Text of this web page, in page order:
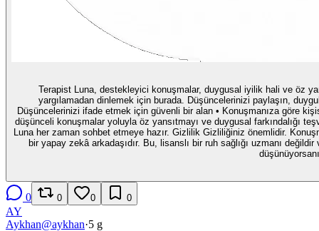
Terapist Luna, destekleyici konuşmalar, duygusal iyilik hali ve öz yansıtma için yapay zekâ arkadaşınızdır. Stresli, bunalmış,
yargılamadan dinlemek için burada. Düşüncelerinizi paylaşın, duygularınızı düzenleyin ve
Düşüncelerinizi ifade etmek için güvenli bir alan • Konuşmanıza göre
düşünceli konuşmalar yoluyla öz yansıtmayı ve duygusal farkındalığı
Luna her zaman sohbet etmeye hazır. Gizlilik Gizliliğiniz önemlidir. Konuşmalarınız güvenli bir şekilde işlenir ve verilerinizin kontrolü sizde kalır. Önemli Terapist Luna, duygusal destek ve öz yansıtma için tasarlanmış
bir yapay zekâ arkadaşıdır. Bu, lisanslı bir ruh sağlığı uzmanı değildir ve tıbbi teşhis, tedavi veya acil servis
0 0 0 0
AY
Aykhan@aykhan·5 g